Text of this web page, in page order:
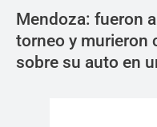
Mendoza: fueron
torneo y murieron
sobre su auto en